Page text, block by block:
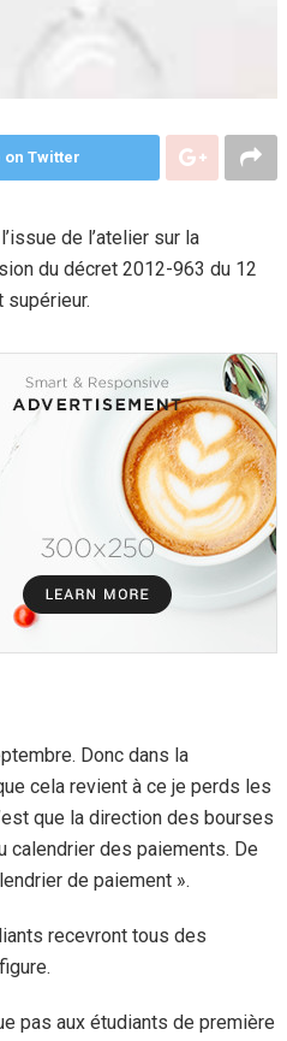
on Twitter
de l’atelier sur la
du décret 2012-963 du 12
supérieur.
Donc dans la
cela revient à ce je perds les
que la direction des bourses
calendrier des paiements. De
de paiement ».
recevront tous des
pas aux étudiants de première